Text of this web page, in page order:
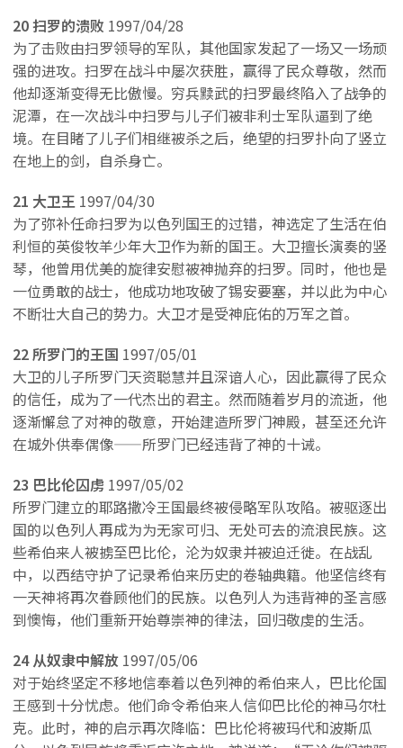
20 扫罗的溃败 1997/04/28
为了击败由扫罗领导的军队，其他国家发起了一场又一场顽
强的进攻。扫罗在战斗中屡次获胜，赢得了民众尊敬，然而
他却逐渐变得无比傲慢。穷兵黩武的扫罗最终陷入了战争的
泥潭，在一次战斗中扫罗与儿子们被非利士军队逼到了绝
境。在目睹了儿子们相继被杀之后，绝望的扫罗扑向了竖立
在地上的剑，自杀身亡。
21 大卫王 1997/04/30
为了弥补任命扫罗为以色列国王的过错，神选定了生活在伯
利恒的英俊牧羊少年大卫作为新的国王。大卫擅长演奏的竖
琴，他曾用优美的旋律安慰被神抛弃的扫罗。同时，他也是
一位勇敢的战士，他成功地攻破了锡安要塞，并以此为中心
不断壮大自己的势力。大卫才是受神庇佑的万军之首。
22 所罗门的王国 1997/05/01
大卫的儿子所罗门天资聪慧并且深谙人心，因此赢得了民众
的信任，成为了一代杰出的君主。然而随着岁月的流逝，他
逐渐懈怠了对神的敬意，开始建造所罗门神殿，甚至还允许
在城外供奉偶像——所罗门已经违背了神的十诫。
23 巴比伦囚虏 1997/05/02
所罗门建立的耶路撒冷王国最终被侵略军队攻陷。被驱逐出
国的以色列人再成为为无家可归、无处可去的流浪民族。这
些希伯来人被掳至巴比伦，沦为奴隶并被迫迁徙。在战乱
中，以西结守护了记录希伯来历史的卷轴典籍。他坚信终有
一天神将再次眷顾他们的民族。以色列人为违背神的圣言感
到懊悔，他们重新开始尊崇神的律法，回归敬虔的生活。
24 从奴隶中解放 1997/05/06
对于始终坚定不移地信奉着以色列神的希伯来人，巴比伦国
王感到十分忧虑。他们命令希伯来人信仰巴比伦的神马尔杜
克。 此时，神的启示再次降临：巴比伦将被玛代和波斯瓜